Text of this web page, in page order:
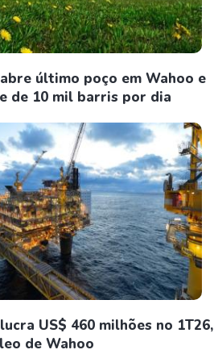
último poço em Wahoo e
de 10 mil barris por dia
US$ 460 milhões no 1T26,
de Wahoo